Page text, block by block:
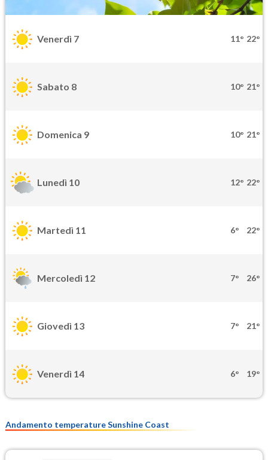
Venerdì 7 11° 22°
Sabato 8 10° 21°
Domenica 9 10° 21°
Lunedì 10 12° 22°
Martedì 11 6° 22°
Mercoledì 12 7° 26°
Giovedì 13 7° 21°
Venerdì 14 6° 19°
Andamento temperature Sunshine Coast